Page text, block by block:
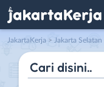
JakartaKerja > Jakarta Selatan